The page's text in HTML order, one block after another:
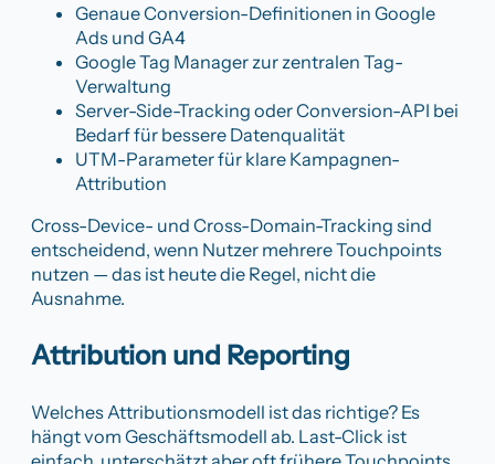
Genaue Conversion-Definitionen in Google
Ads und GA4
Google Tag Manager zur zentralen Tag-
Verwaltung
Server-Side-Tracking oder Conversion-API bei
Bedarf für bessere Datenqualität
UTM-Parameter für klare Kampagnen-
Attribution
Cross-Device- und Cross-Domain-Tracking sind
entscheidend, wenn Nutzer mehrere Touchpoints
nutzen — das ist heute die Regel, nicht die
Ausnahme.
Attribution und Reporting
Welches Attributionsmodell ist das richtige? Es
hängt vom Geschäftsmodell ab. Last-Click ist